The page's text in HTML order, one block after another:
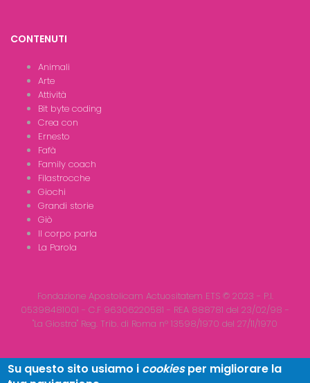
CONTENUTI
Animali
Arte
Attività
Bit byte coding
Crea con
Ernesto
Fafà
Family coach
Filastrocche
Giochi
Grandi storie
Giò
Il corpo parla
La Parola
Fondazione Apostolicam Actuositatem ETS © 2023 - P.I.
05398481001 - C.F 96306220581 - REA 888781 del 23/02/98 -
"La Giostra" Reg. Trib. di Roma n° 13598/1970 del 27/11/1970
Su questo sito usiamo i cookiesper migliorare la